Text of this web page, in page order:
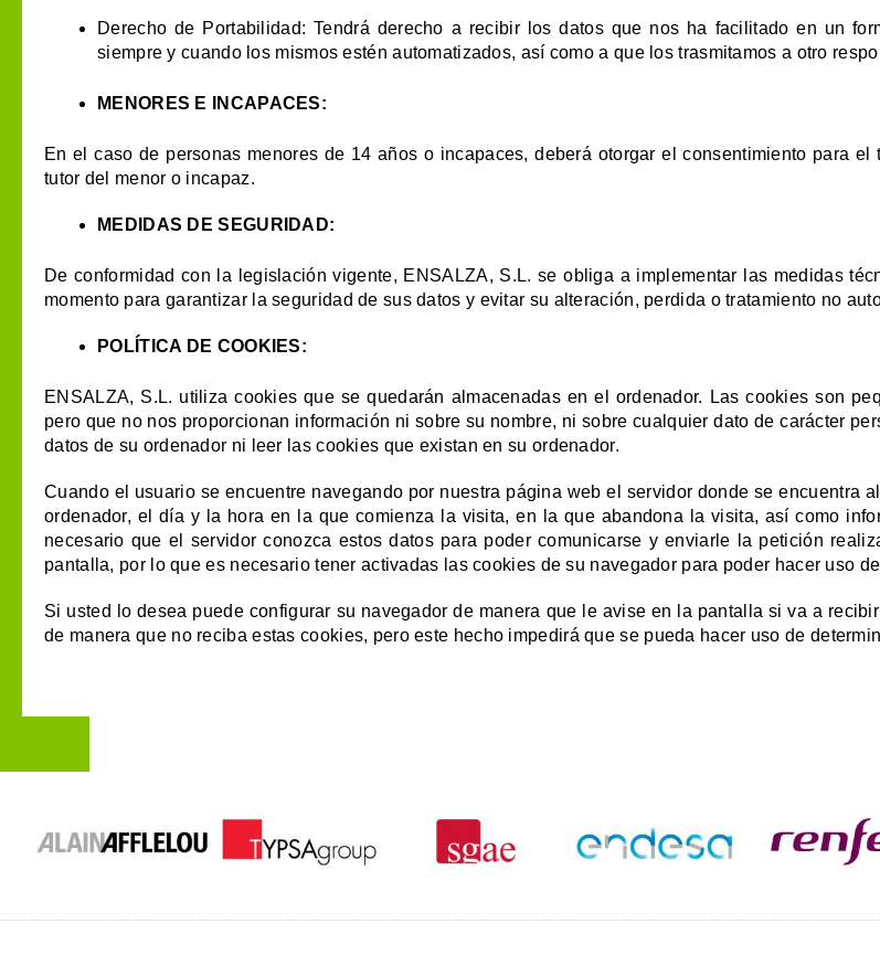
Derecho de Portabilidad: Tendrá derecho a recibir los datos que nos ha facilitado en un
siempre y cuando los mismos estén automatizados, así como a que los trasmitamos a otro
MENORES E INCAPACES:
En el caso de personas menores de 14 años o incapaces, deberá otorgar el consentimiento para
tutor del menor o incapaz.
MEDIDAS DE SEGURIDAD:
De conformidad con la legislación vigente, ENSALZA, S.L. se obliga a implementar las medidas
momento para garantizar la seguridad de sus datos y evitar su alteración, perdida o tratamiento no
POLÍTICA DE COOKIES:
ENSALZA, S.L. utiliza cookies que se quedarán almacenadas en el ordenador. Las cookies son
pero que no nos proporcionan información ni sobre su nombre, ni sobre cualquier dato de carácter
datos de su ordenador ni leer las cookies que existan en su ordenador.
Cuando el usuario se encuentre navegando por nuestra página web el servidor donde se encuentra
ordenador, el día y la hora en la que comienza la visita, en la que abandona la visita, así como
necesario que el servidor conozca estos datos para poder comunicarse y enviarle la petición
pantalla, por lo que es necesario tener activadas las cookies de su navegador para poder hacer uso
Si usted lo desea puede configurar su navegador de manera que le avise en la pantalla si va a
de manera que no reciba estas cookies, pero este hecho impedirá que se pueda hacer uso de